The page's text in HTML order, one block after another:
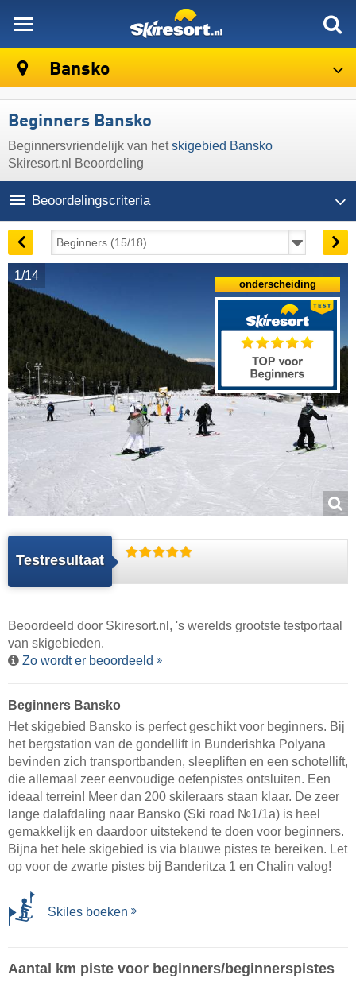
Bansko
Beginners Bansko
Beginnersvriendelijk van hetskigebied Bansko
Skiresort.nl Beoordeling
Beoordelingscriteria
1/14
Testresultaat
onderscheiding
Beoordeeld door Skiresort.nl , 's werelds grootste testportaal
van skigebieden.
Zo wordt er beoordeeld
Beginners Bansko
Het skigebied Bansko is perfect geschikt voor beginners. Bij
het bergstation van de gondellift in Bunderishka Polyana
bevinden zich transportbanden, sleepliften en een schotellift,
die allemaal zeer eenvoudige oefenpistes ontsluiten. Een
ideaal terrein! Meer dan 200 skileraars staan klaar. De zeer
lange dalafdaling naar Bansko (Ski road №1/1a) is heel
gemakkelijk en daardoor uitstekend te doen voor beginners.
Bijna het hele skigebied is via blauwe pistes te bereiken. Let
op voor de zwarte pistes bij Banderitza 1 en Chalin valog!
Skiles boeken
Aantal km piste voor beginners/beginnerspistes